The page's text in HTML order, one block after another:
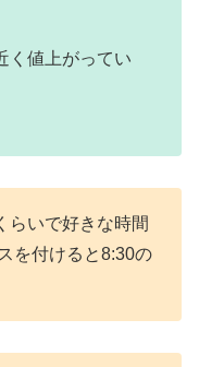
く値上がってい
らいで好きな時間
を付けると8:30の